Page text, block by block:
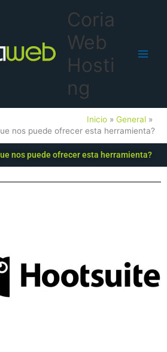
Coria
Web
Hosti
ng
Inicio
General
nos puede ofrecer esta herramienta?
nos puede ofrecer esta herramienta?